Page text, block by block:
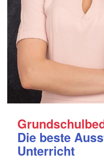
Die beste
Unterricht